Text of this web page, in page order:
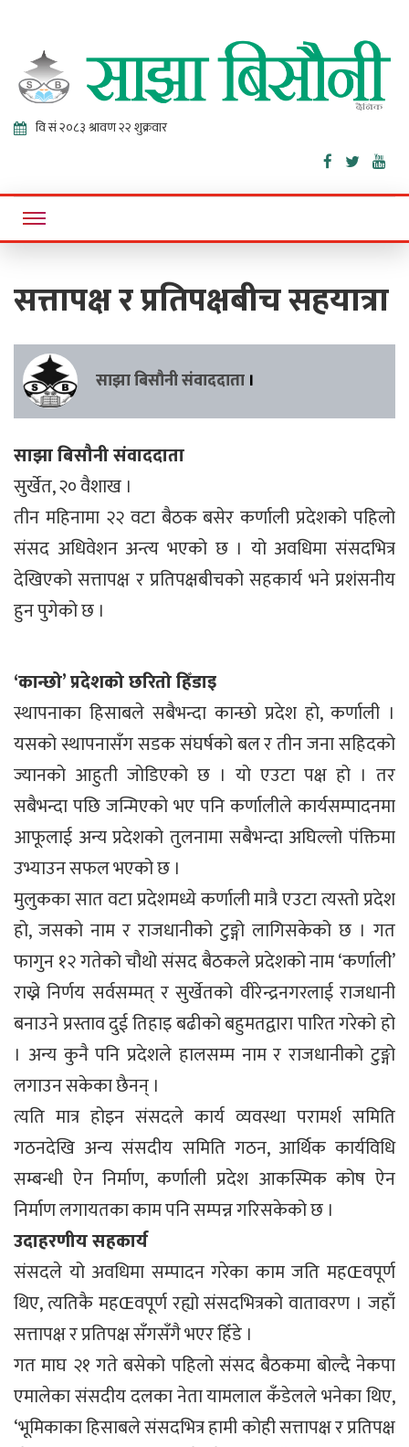
Sajha
Bisaunee
Online News Portal
सत्तापक्ष र प्रतिपक्षबीच सहयात्रा
साझा बिसौनी संवाददाता ।
साझा बिसौनी संवाददाता
सुर्खेत, २० वैशाख ।
तीन महिनामा २२ वटा बैठक बसेर कर्णाली प्रदेशको पहिलो
संसद अधिवेशन अन्त्य भएको छ । यो अवधिमा संसदभित्र
देखिएको सत्तापक्ष र प्रतिपक्षबीचको सहकार्य भने प्रशंसनीय
हुन पुगेको छ ।
‘कान्छो’ प्रदेशको छरितो हिँडाइ
स्थापनाका हिसाबले सबैभन्दा कान्छो प्रदेश हो, कर्णाली ।
यसको स्थापनासँग सडक संघर्षको बल र तीन जना सहिदको
ज्यानको आहुती जोडिएको छ । यो एउटा पक्ष हो । तर
सबैभन्दा पछि जन्मिएको भए पनि कर्णालीले कार्यसम्पादनमा
आफूलाई अन्य प्रदेशको तुलनामा सबैभन्दा अघिल्लो पंक्तिमा
उभ्याउन सफल भएको छ ।
मुलुकका सात वटा प्रदेशमध्ये कर्णाली मात्रै एउटा त्यस्तो प्रदेश
हो, जसको नाम र राजधानीको टुङ्गो लागिसकेको छ । गत
फागुन १२ गतेको चौथो संसद बैठकले प्रदेशको नाम ‘कर्णाली’
राख्ने निर्णय सर्वसम्मत् र सुर्खेतको वीरेन्द्रनगरलाई राजधानी
बनाउने प्रस्ताव दुई तिहाइ बढीको बहुमतद्वारा पारित गरेको हो
। अन्य कुनै पनि प्रदेशले हालसम्म नाम र राजधानीको टुङ्गो
लगाउन सकेका छैनन् ।
त्यति मात्र होइन संसदले कार्य व्यवस्था परामर्श समिति
गठनदेखि अन्य संसदीय समिति गठन, आर्थिक कार्यविधि
सम्बन्धी ऐन निर्माण, कर्णाली प्रदेश आकस्मिक कोष ऐन
निर्माण लगायतका काम पनि सम्पन्न गरिसकेको छ ।
उदाहरणीय सहकार्य
संसदले यो अवधिमा सम्पादन गरेका काम जति महŒवपूर्ण
थिए, त्यतिकै महŒवपूर्ण रह्यो संसदभित्रको वातावरण । जहाँ
सत्तापक्ष र प्रतिपक्ष सँगसँगै भएर हिँडे ।
गत माघ २१ गते बसेको पहिलो संसद बैठकमा बोल्दै नेकपा
एमालेका संसदीय दलका नेता यामलाल कँडेलले भनेका थिए,
‘भूमिकाका हिसाबले संसदभित्र हामी कोही सत्तापक्ष र प्रतिपक्ष